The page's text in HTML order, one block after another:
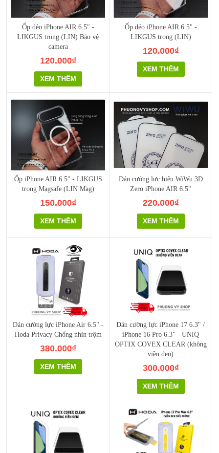
Ốp dẻo iPhone AIR 6.5" -
LIKGUS trong (LIN) Bảo vệ
camera
120.000₫
XEM THÊM
Ốp dẻo iPhone AIR 6.5" -
LIKGUS trong (LIN)
120.000₫
XEM THÊM
Ốp iPhone AIR 6.5" - LIKGUS
trong Magsafe (LIN Mag)
150.000₫
XEM THÊM
Dán cường lực hiệu WiWu 3D
Zero iPhone AIR 6.5"
220.000₫
XEM THÊM
Dán cường lực iPhone Air 6.5" -
Hoda Privacy Chống nhìn trộm
380.000₫
XEM THÊM
Dán cường lực iPhone 17 6.3" /
iPhone 16 Pro 6.3" - UNIQ
OPTIX COVEX CLEAR (không
viền đen)
300.000₫
XEM THÊM